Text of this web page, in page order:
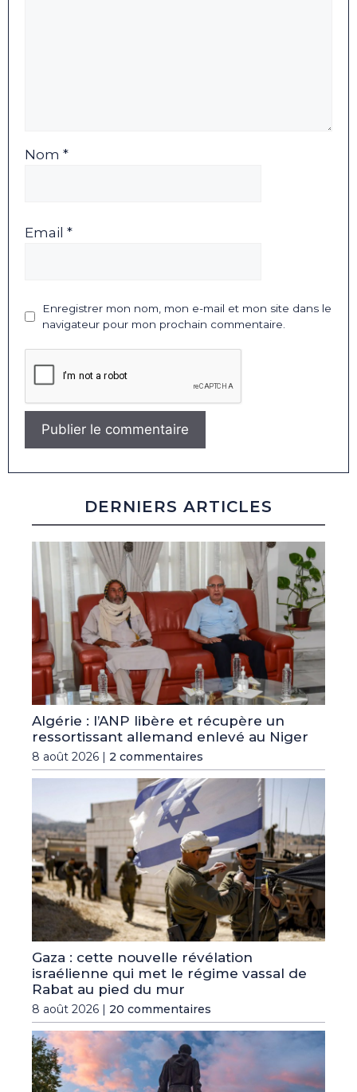
Nom *
Email *
Enregistrer mon nom, mon e-mail et mon site dans le
navigateur pour mon prochain commentaire.
DERNIERS ARTICLES
Algérie : l’ANP libère et récupère un
ressortissant allemand enlevé au Niger
8 août 2026 | 2 commentaires
Gaza : cette nouvelle révélation
israélienne qui met le régime vassal de
Rabat au pied du mur
8 août 2026 | 20 commentaires